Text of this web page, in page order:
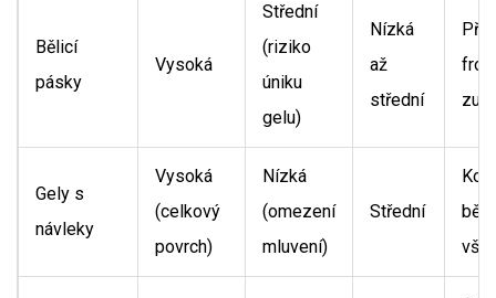
Bělicí
pásky
Vysoká
Střední
(riziko
úniku
gelu)
Nízká
až
střední
Gely s
návleky
Vysoká
(celkový
povrch)
Nízká
(omezení
mluvení)
Střední